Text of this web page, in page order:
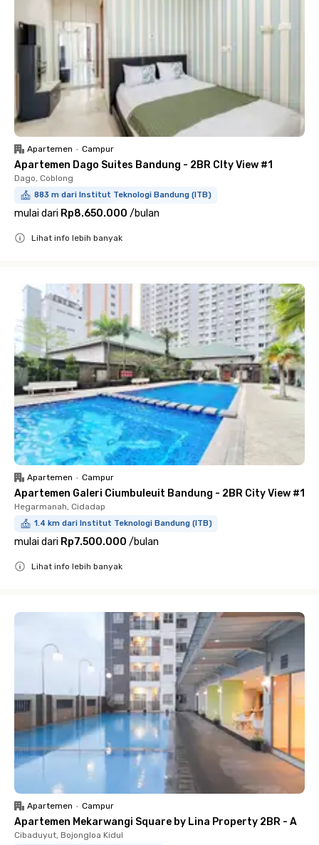
Apartemen • Campur
Apartemen Dago Suites Bandung - 2BR CIty View #1
Dago, Coblong
883 m dari Institut Teknologi Bandung (ITB)
mulai dari Rp8.650.000 /bulan
Lihat info lebih banyak
Apartemen • Campur
Apartemen Galeri Ciumbuleuit Bandung - 2BR City View #1
Hegarmanah, Cidadap
1.4 km dari Institut Teknologi Bandung (ITB)
mulai dari Rp7.500.000 /bulan
Lihat info lebih banyak
Apartemen • Campur
Apartemen Mekarwangi Square by Lina Property 2BR - A
Cibaduyut, Bojongloa Kidul